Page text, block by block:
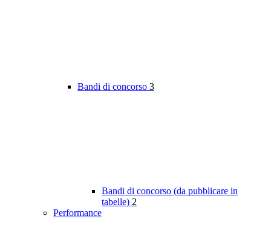
Bandi di concorso 3
Bandi di concorso (da pubblicare in
tabelle) 2
Performance